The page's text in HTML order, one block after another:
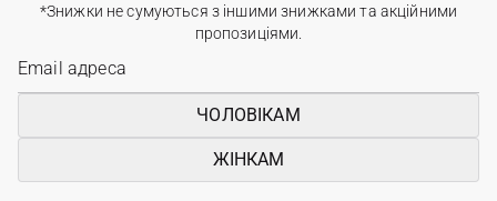
*Знижки не сумуються з іншими знижками та акційними
пропозиціями.
ЧОЛОВІКАМ
ЖІНКАМ